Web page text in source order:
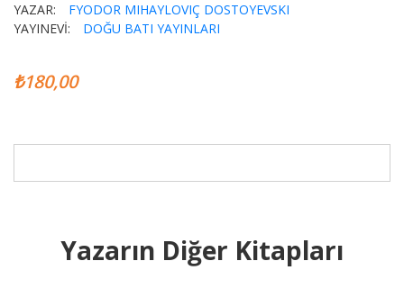
YAZAR:
FYODOR MIHAYLOVIÇ DOSTOYEVSKI
YAYINEVİ:
DOĞU BATI YAYINLARI
₺180,00
Yazarın Diğer Kitapları